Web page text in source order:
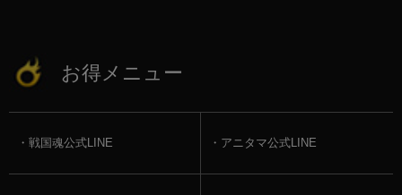
お得メニュー
戦国魂公式LINE アニタマ公式LINE